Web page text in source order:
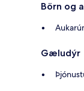
Börn og
Gæludýr